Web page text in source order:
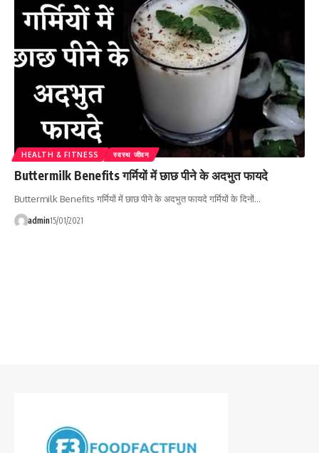
HEALTH & FITNESS स्वस्थ जीवन
Buttermilk Benefits गर्मियों में छाछ पीने के अदभुत फायदे
Buttermilk Benefits गर्मियों में छाछ पीने के अदभुत फायदे गर्मियों के दिनों…
admin15/01/2021